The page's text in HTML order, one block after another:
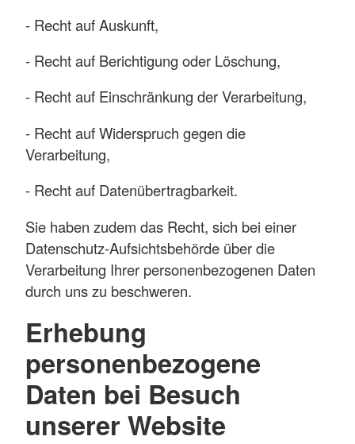
- Recht auf Auskunft,
- Recht auf Berichtigung oder Löschung,
- Recht auf Einschränkung der Verarbeitung,
- Recht auf Widerspruch gegen die
Verarbeitung,
- Recht auf Datenübertragbarkeit.
Sie haben zudem das Recht, sich bei einer
Datenschutz-Aufsichtsbehörde über die
Verarbeitung Ihrer personenbezogenen Daten
durch uns zu beschweren.
Erhebung
personenbezogene
Daten bei Besuch
unserer Website